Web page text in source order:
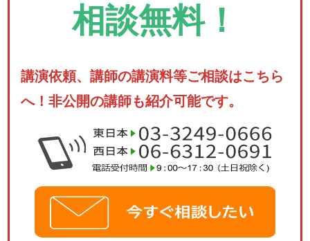
相談無料！
講演依頼、講師の講演料等ご相談はこちら
へ！非公開の講師も紹介可能です。